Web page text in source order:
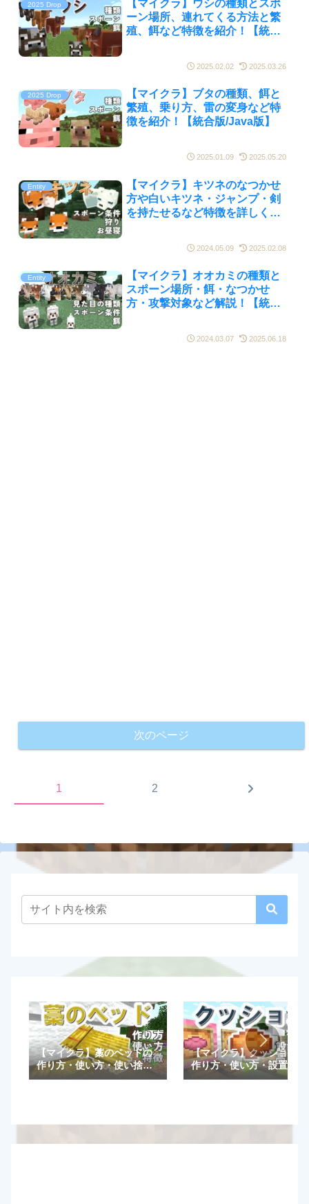
2025 Drop
【マイクラ】ウシの種類とスポ
ーン場所、連れてくる方法と繁
殖、餌など特徴を紹介！【統合
2025.02.02 2025.03.26
2025 Drop
【マイクラ】ブタの種類、餌と
繁殖、乗り方、雷の変身など特
徴を紹介！【統合版/Java版】
2025.01.09 2025.05.20
Entity
【マイクラ】キツネのなつかせ
方や白いキツネ・ジャンプ・剣
を持たせるなど特徴を詳しく解
2024.05.09 2025.02.08
Entity
【マイクラ】オオカミの種類と
スポーン場所・餌・なつかせ
方・攻撃対象など解説！【統合
2024.03.07 2025.06.18
次のページ
1 2 次
【マイクラ】藁のベッドの
作り方・使い方・使い捨て
など特徴を解説！【統合
【マイクラ】クッションの
作り方・使い方・設置方法
や高さ調整一覧など特徴を